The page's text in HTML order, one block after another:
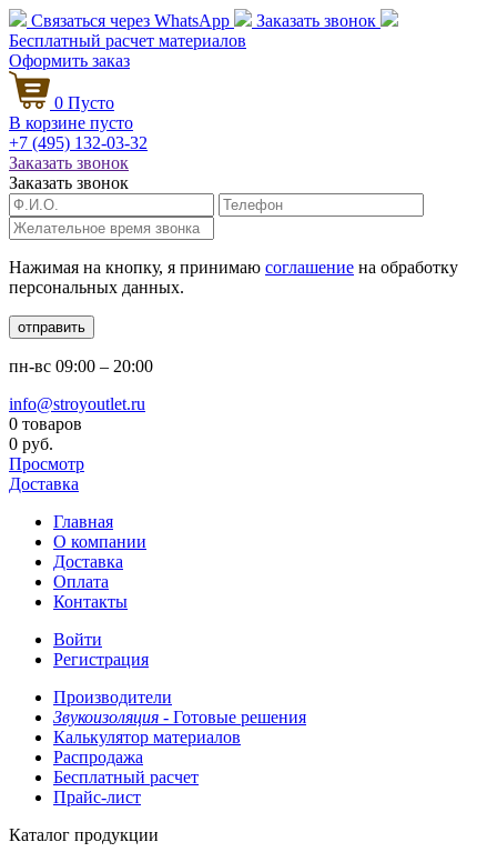
Связаться через WhatsApp
Заказать звонок
Бесплатный расчет материалов
Оформить заказ
0 Пусто
В корзине пусто
+7 (495) 132-03-32
Заказать звонок
Заказать звонок
Нажимая на кнопку, я принимаю соглашение на обработку
персональных данных.
отправить
пн-вс 09:00 – 20:00
info@stroyoutlet.ru
0 товаров
0 руб.
Просмотр
Доставка
Главная
О компании
Доставка
Оплата
Контакты
Войти
Регистрация
Производители
Звукоизоляция - Готовые решения
Калькулятор материалов
Распродажа
Бесплатный расчет
Прайс-лист
Каталог продукции